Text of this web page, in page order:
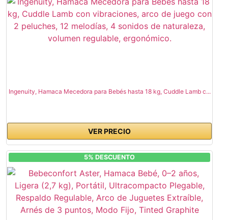
Ingenuity, Hamaca Mecedora para Bebés hasta 18 kg, Cuddle Lamb c...
VER PRECIO
5% DESCUENTO